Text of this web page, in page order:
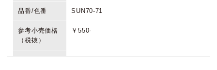
品番/色番 SUN70-71
参考小売価格
（税抜）
￥550-